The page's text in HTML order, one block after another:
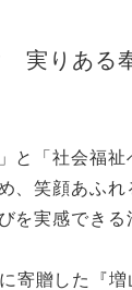
実りある
と「社会福
、笑顔あふ
を実感できる
寄贈した『